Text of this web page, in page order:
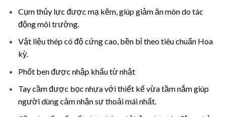
Cụm thủy lực được mạ kẽm, giúp giảm ăn mòn do tác
động môi trường.
Vật liệu thép có độ cứng cao, bền bỉ theo tiêu chuẩn Hoa
kỳ.
Phốt ben được nhập khẩu từ nhật
Tay cầm được bọc nhựa với thiết kế vừa tầm nắm giúp
người dùng cảm nhận sự thoải mái nhất.